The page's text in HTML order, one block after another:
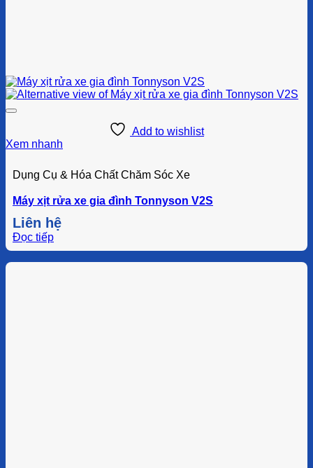
Add to wishlist
Xem nhanh
Dụng Cụ & Hóa Chất Chăm Sóc Xe
Máy xịt rửa xe gia đình Tonnyson V2S
Liên hệ
Đọc tiếp